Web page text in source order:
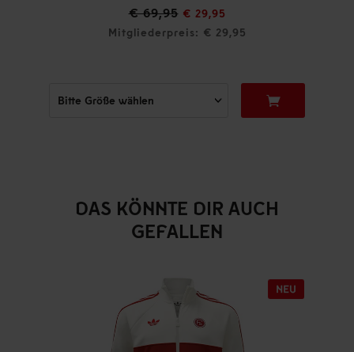
€ 69,95 € 29,95
Mitgliederpreis: € 29,95
DAS KÖNNTE DIR AUCH
GEFALLEN